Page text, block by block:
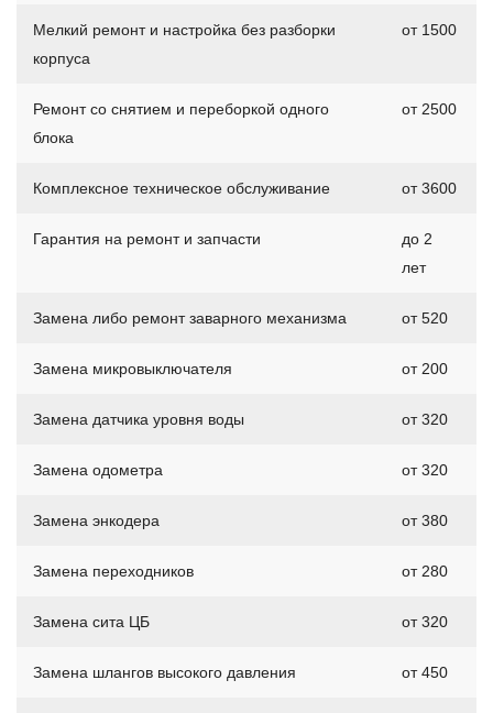
Мелкий ремонт и настройка без разборки
корпуса
от 1500
Ремонт со снятием и переборкой одного
блока
от 2500
Комплексное техническое обслуживание от 3600
Гарантия на ремонт и запчасти
до 2
лет
Замена либо ремонт заварного механизма от 520
Замена микровыключателя от 200
Замена датчика уровня воды от 320
Замена одометра от 320
Замена энкодера от 380
Замена переходников от 280
Замена сита ЦБ от 320
Замена шлангов высокого давления от 450